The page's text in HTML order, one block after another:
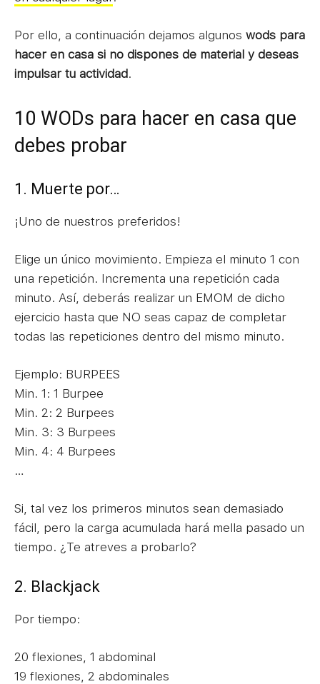
Por ello, a continuación dejamos algunos wods para
hacer en casa si no dispones de material y deseas
impulsar tu actividad.
10 WODs para hacer en casa que
debes probar
1. Muerte por…
¡Uno de nuestros preferidos!
Elige un único movimiento. Empieza el minuto 1 con
una repetición. Incrementa una repetición cada
minuto. Así, deberás realizar un EMOM de dicho
ejercicio hasta que NO seas capaz de completar
todas las repeticiones dentro del mismo minuto.
Ejemplo: BURPEES
Min. 1: 1 Burpee
Min. 2: 2 Burpees
Min. 3: 3 Burpees
Min. 4: 4 Burpees
…
Si, tal vez los primeros minutos sean demasiado
fácil, pero la carga acumulada hará mella pasado un
tiempo. ¿Te atreves a probarlo?
2. Blackjack
Por tiempo:
20 flexiones, 1 abdominal
19 flexiones, 2 abdominales